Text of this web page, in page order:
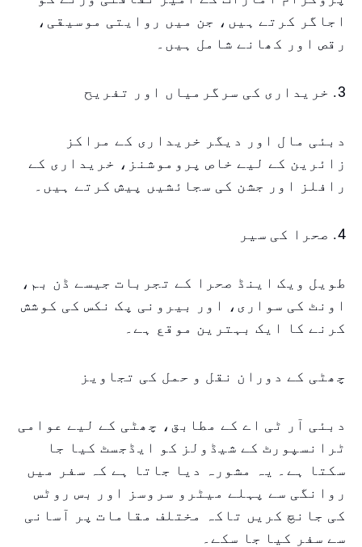
اجاگر کرتے ہیں، جن میں روایتی موسیقی،
رقص اور کھانے شامل ہیں۔
3. خریداری کی سرگرمیاں اور تفریح
دبئی مال اور دیگر خریداری کے مراکز
زائرین کے لیے خاص پروموشنز، خریداری کے
رافلز اور جشن کی سجائشیں پیش کرتے ہیں۔
4. صحرا کی سیر
طویل ویک اینڈ صحرا کے تجربات جیسے ڈن بم،
اونٹ کی سواری، اور بیرونی پک نکس کی کوشش
کرنے کا ایک بہترین موقع ہے۔
چھٹی کے دوران نقل و حمل کی تجاویز
دبئی آر ٹی اے کے مطابق، چھٹی کے لیے عوامی
ٹرانسپورٹ کے شیڈولز کو ایڈجسٹ کیا جا
سکتا ہے۔ یہ مشورہ دیا جاتا ہے کہ سفر میں
روانگی سے پہلے میٹرو سروسز اور بس روٹس
کی جانچ کریں تاکہ مختلف مقامات پر آسانی
سے سفر کیا جا سکے۔